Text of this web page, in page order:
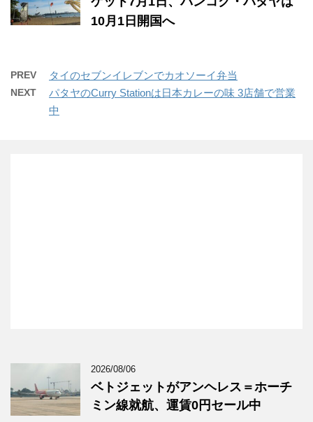
10月1日開国へ
PREV タイのセブンイレブンでカオソーイ弁当
NEXT
パタヤのCurry Stationは日本カレーの味 3店舗で営業
中
2026/08/06
ベトジェットがアンヘレス＝ホーチ
ミン線就航、運賃0円セール中